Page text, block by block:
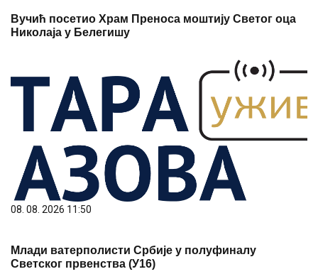
Вучић посетио Храм Преноса моштију Светог оца
Николаја у Белегишу
08. 08. 2026 11:50
Млади ватерполисти Србије у полуфиналу
Светског првенства (У16)